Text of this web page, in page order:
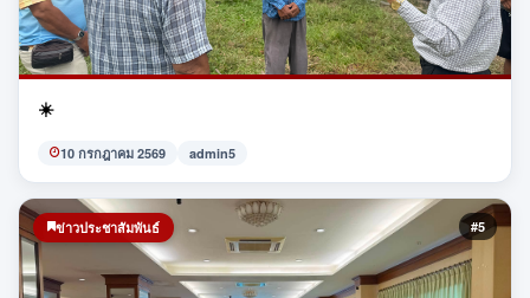
☀️
10 กรกฎาคม 2569 admin5
ข่าวประชาสัมพันธ์ #5